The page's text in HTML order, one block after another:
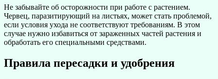
Не забывайте об осторожности при работе с растением.
Червец, паразитирующий на листьях, может стать проблемой,
если условия ухода не соответствуют требованиям. В этом
случае нужно избавиться от зараженных частей растения и
обработать его специальными средствами.
Правила пересадки и удобрения